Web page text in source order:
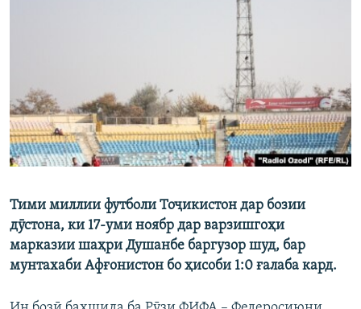
Тими миллии футболи Тоҷикистон дар бозии
дӯстона, ки 17-уми ноябр дар варзишгоҳи
марказии шаҳри Душанбе баргузор шуд, бар
мунтахаби Афғонистон бо ҳисоби 1:0 ғалаба кард.